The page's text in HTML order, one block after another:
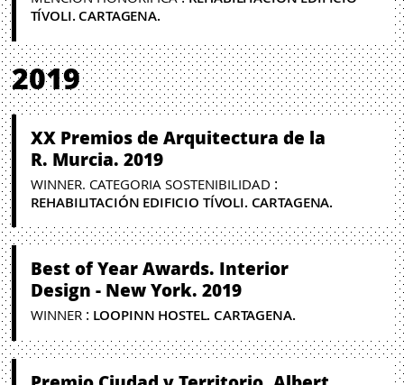
TÍVOLI. CARTAGENA.
2019
XX Premios de Arquitectura de la
R. Murcia. 2019
WINNER. CATEGORIA SOSTENIBILIDAD :
REHABILITACIÓN EDIFICIO TÍVOLI. CARTAGENA.
Best of Year Awards. Interior
Design - New York. 2019
WINNER: LOOPINN HOSTEL. CARTAGENA.